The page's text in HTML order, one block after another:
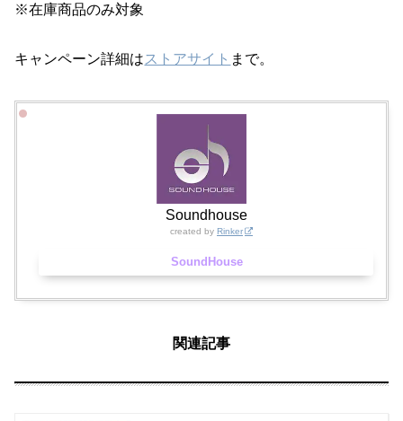
※在庫商品のみ対象
キャンペーン詳細はストアサイト まで。
Soundhouse
created by Rinker
SoundHouse
関連記事